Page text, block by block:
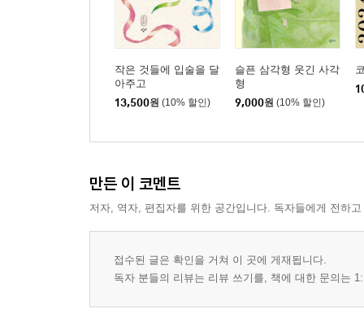
작은 것들에 입술을 달
아주고
13,500원 (10% 할인)
슬픈 삼각형 웃긴 사각
형
9,000원 (10% 할인)
만든 이 코멘트
저자, 역자, 편집자를 위한 공간입니다. 독자들에게 전하
접수된 글은 확인을 거쳐 이 곳에 게재됩니다.
독자 분들의 리뷰는 리뷰 쓰기를, 책에 대한 문의는